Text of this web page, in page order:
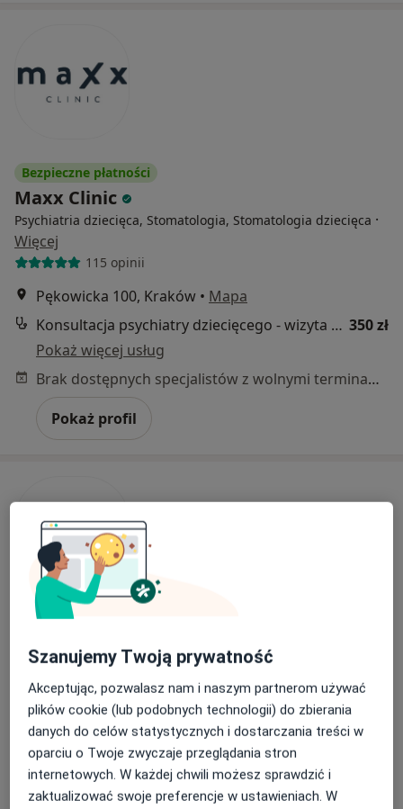
Bezpieczne płatności
Maxx Clinic
Psychiatria dziecięca, Stomatologia, Stomatologia dziecięca ·
Więcej
115 opinii
Pękowicka 100, Kraków • Mapa
Konsultacja psychiatry dziecięcego - wizyta kontrolna 350 zł
Pokaż więcej usług
Brak dostępnych specjalistów z wolnymi terminami w tym centrum medycznym.
Pokaż profil
Bezpieczne płatności
Balans-Med
Psychiatria dziecięca, Psychiatria, Psychologia
36 opinii
Adres 1 Adres 2
Przemiarki 23/10, Kraków • Mapa
Szanujemy Twoją prywatność
Akceptując, pozwalasz nam i naszym partnerom używać
plików cookie (lub podobnych technologii) do zbierania
danych do celów statystycznych i dostarczania treści w
oparciu o Twoje zwyczaje przeglądania stron
internetowych. W każdej chwili możesz sprawdzić i
zaktualizować swoje preferencje w ustawieniach. W